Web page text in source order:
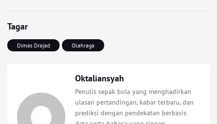
Tagar
Dimas Drajad Olahraga
Oktaliansyah
Penulis sepak bola yang menghadirkan
ulasan pertandingan, kabar terbaru, dan
prediksi dengan pendekatan berbasis